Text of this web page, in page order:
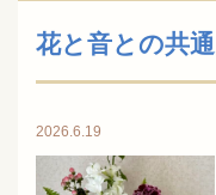
花と音との共
2026.6.19